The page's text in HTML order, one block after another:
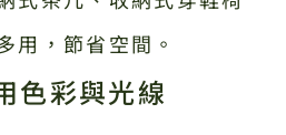
用，節省空間。
色彩與光線